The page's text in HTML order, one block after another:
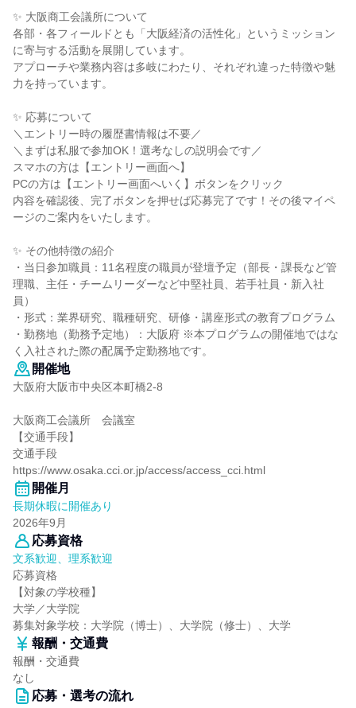
✨ 大阪商工会議所について
各部・各フィールドとも「大阪経済の活性化」というミッション
に寄与する活動を展開しています。
アプローチや業務内容は多岐にわたり、それぞれ違った特徴や魅
力を持っています。
✨ 応募について
＼エントリー時の履歴書情報は不要／
＼まずは私服で参加OK！選考なしの説明会です／
スマホの方は【エントリー画面へ】
PCの方は【エントリー画面へいく】ボタンをクリック
内容を確認後、完了ボタンを押せば応募完了です！その後マイペ
ージのご案内をいたします。
✨ その他特徴の紹介
・当日参加職員：11名程度の職員が登壇予定（部長・課長など管
理職、主任・チームリーダーなど中堅社員、若手社員・新入社
員）
・形式：業界研究、職種研究、研修・講座形式の教育プログラム
・勤務地（勤務予定地）：大阪府 ※本プログラムの開催地ではな
く入社された際の配属予定勤務地です。
開催地
大阪府大阪市中央区本町橋2-8
大阪商工会議所 会議室
【交通手段】
交通手段
https://www.osaka.cci.or.jp/access/access_cci.html
開催月
長期休暇に開催あり
2026年9月
応募資格
文系歓迎、理系歓迎
応募資格
【対象の学校種】
大学／大学院
募集対象学校：大学院（博士）、大学院（修士）、大学
報酬・交通費
報酬・交通費
なし
応募・選考の流れ